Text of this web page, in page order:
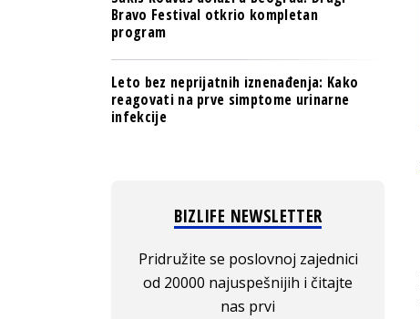
Bravo Festival otkrio kompletan
program
Leto bez neprijatnih iznenađenja: Kako
reagovati na prve simptome urinarne
infekcije
BIZLIFE NEWSLETTER
Pridružite se poslovnoj zajednici
od 20000 najuspešnijih i čitajte
nas prvi